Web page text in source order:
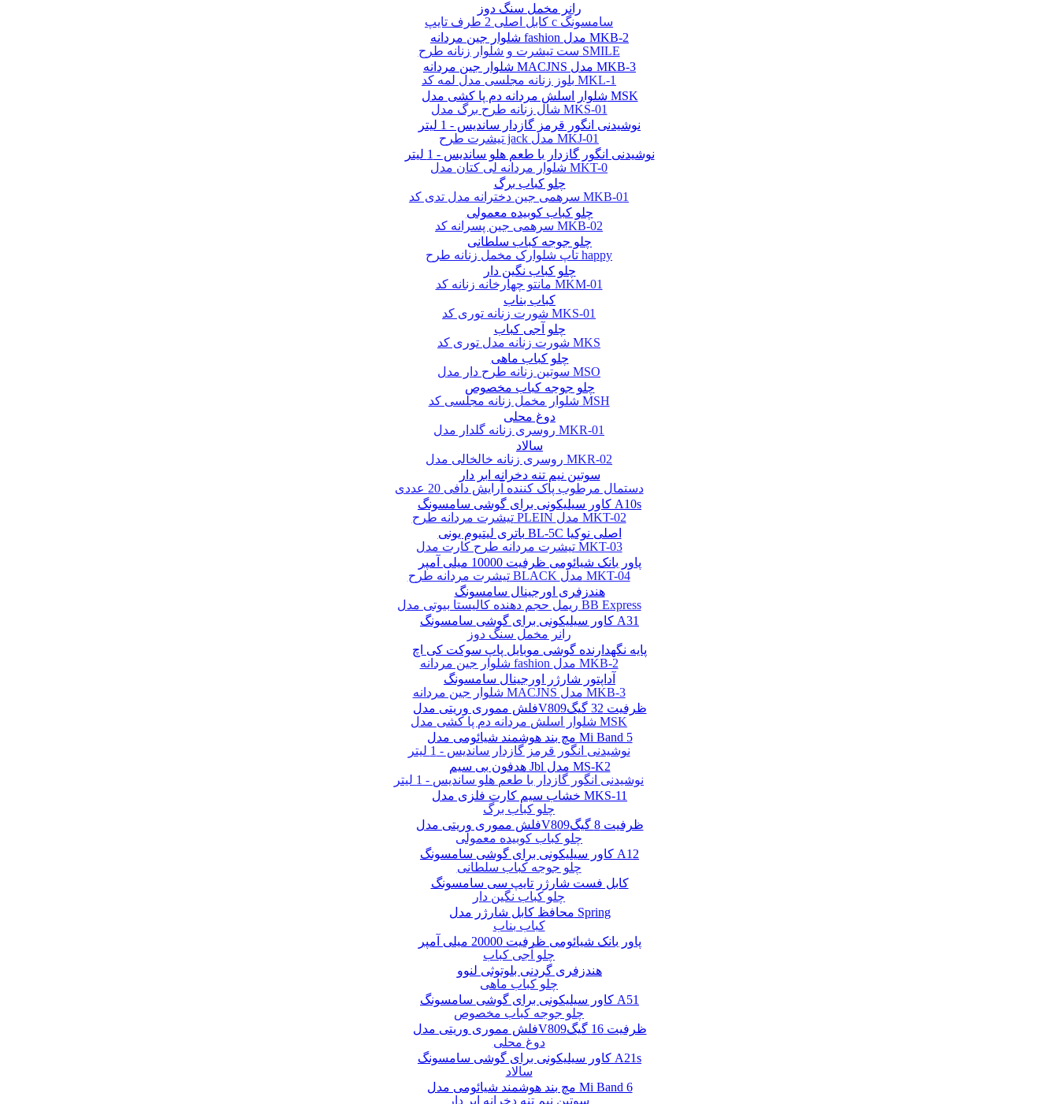
کابل اصلی 2 طرف تایپ c سامسونگ
ست تیشرت و شلوار زنانه طرح SMILE
بلوز زنانه مجلسی مدل لمه کد MKL-1
شال زنانه طرح برگ مدل MKS-01
تیشرت طرح jack مدل MKJ-01
شلوار مردانه لی کتان مدل MKT-0
سرهمی جین دخترانه مدل تدی کد MKB-01
سرهمی جین پسرانه کد MKB-02
تاپ شلوارک مخمل زنانه طرح happy
مانتو چهارخانه زنانه کد MKM-01
شورت زنانه توری کد MKS-01
شورت زنانه مدل توری کد MKS
سوتین زنانه طرح دار مدل MSO
شلوار مخمل زنانه مجلسی کد MSH
روسری زنانه گلدار مدل MKR-01
روسری زنانه خالخالی مدل MKR-02
دستمال مرطوب پاک کننده آرایش دافی 20 عددی
تیشرت مردانه طرح PLEIN مدل MKT-02
تیشرت مردانه طرح کارت مدل MKT-03
تیشرت مردانه طرح BLACK مدل MKT-04
ریمل حجم دهنده کالیستا بیوتی مدل BB Express
رانر مخمل سنگ دوز
شلوار جین مردانه fashion مدل MKB-2
شلوار جین مردانه MACJNS مدل MKB-3
شلوار اسلش مردانه دم پا کشی مدل MSK
نوشیدنی انگور قرمز گازدار ساندیس - 1 لیتر
نوشیدنی انگور گازدار با طعم هلو ساندیس - 1 لیتر
چلو کباب برگ
چلو کباب کوبیده معمولی
چلو جوجه کباب سلطانی
چلو کباب نگین دار
کباب بناب
چلو آجی کباب
چلو کباب ماهی
چلو جوجه کباب مخصوص
دوغ محلی
سالاد
سوتین نیم تنه دخرانه ابر دار
رانر مخمل سنگ دوز
شلوار جین مردانه fashion مدل MKB-2
شلوار جین مردانه MACJNS مدل MKB-3
شلوار اسلش مردانه دم پا کشی مدل MSK
نوشیدنی انگور قرمز گازدار ساندیس - 1 لیتر
نوشیدنی انگور گازدار با طعم هلو ساندیس - 1 لیتر
چلو کباب برگ
چلو کباب کوبیده معمولی
چلو جوجه کباب سلطانی
چلو کباب نگین دار
کباب بناب
چلو آجی کباب
چلو کباب ماهی
چلو جوجه کباب مخصوص
دوغ محلی
سالاد
سوتین نیم تنه دخرانه ابر دار
کاور سیلیکونی برای گوشی سامسونگ A10s
باتری لیتیوم یونی BL-5C اصلی نوکیا
پاور بانک شیائومی ظرفیت 10000 میلی آمپر
هندزفری اورجینال سامسونگ
کاور سیلیکونی برای گوشی سامسونگ A31
پایه نگهدارنده گوشی موبایل پاپ سوکت کی اچ
آداپتور شارژر اورجینال سامسونگ
فلش مموری وریتی مدلV809ظرفیت 32 گیگ
مچ بند هوشمند شیائومی مدل Mi Band 5
هدفون بی سیم Jbl مدل MS-K2
خشاب سیم کارت فلزی مدل MKS-11
فلش مموری وریتی مدلV809ظرفیت 8 گیگ
کاور سیلیکونی برای گوشی سامسونگ A12
کابل فست شارژر تایپ سی سامسونگ
محافظ کابل شارژر مدل Spring
پاور بانک شیائومی ظرفیت 20000 میلی آمپر
هندزفری گردنی بلوتوثی لنوو
کاور سیلیکونی برای گوشی سامسونگ A51
فلش مموری وریتی مدلV809ظرفیت 16 گیگ
کاور سیلیکونی برای گوشی سامسونگ A21s
مچ بند هوشمند شیائومی مدل Mi Band 6